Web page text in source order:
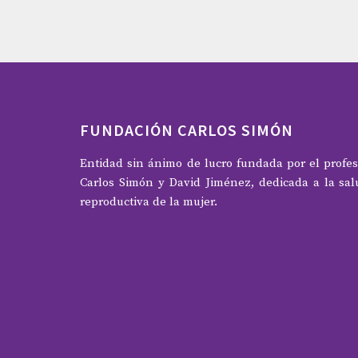
FUNDACIÓN CARLOS SIMÓN
Entidad sin ánimo de lucro fundada por el
Carlos Simón y David Jiménez, dedicada a la
reproductiva de la mujer.